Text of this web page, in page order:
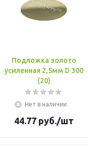
Подложка золото
усиленная 2,5мм D 300
(20)
Нет в наличии
44.77руб./шт